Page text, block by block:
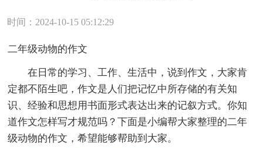
时间：2024-10-15 05:12:29
二年级动物的作文
在日常的学习、工作、生活中，说到作文，大家肯
定都不陌生吧，作文是人们把记忆中所存储的有关知
识、经验和思想用书面形式表达出来的记叙方式。你知
道作文怎样写才规范吗？下面是小编帮大家整理的二年
级动物的作文，希望能够帮助到大家。